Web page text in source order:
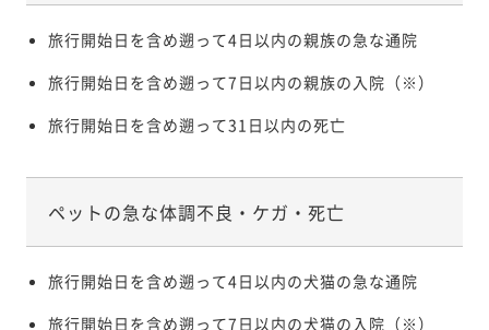
旅行開始日を含め遡って4日以内の親族の急な通院
旅行開始日を含め遡って7日以内の親族の入院（※）
旅行開始日を含め遡って31日以内の死亡
ペットの急な体調不良・ケガ・死亡
旅行開始日を含め遡って4日以内の犬猫の急な通院
旅行開始日を含め遡って7日以内の犬猫の入院（※）